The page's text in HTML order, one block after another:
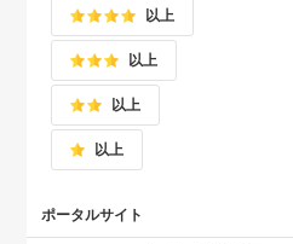
以上
以上
以上
以上
ポータルサイト